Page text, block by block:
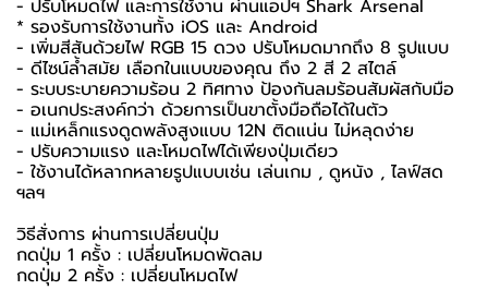
- ปรับโหมดไฟ และการใช้งาน ผ่านแอปฯ Shark Arsenal
* รองรับการใช้งานทั้ง iOS และ Android
- เพิ่มสีสันด้วยไฟ RGB 15 ดวง ปรับโหมดมากถึง 8 รูปแบบ
- ดีไซน์ล้ำสมัย เลือกในแบบของคุณ ถึง 2 สี 2 สไตล์
- ระบบระบายความร้อน 2 ทิศทาง ป้องกันลมร้อนสัมผัสกับมือ
- อเนกประสงค์กว่า ด้วยการเป็นขาตั้งมือถือได้ในตัว
- แม่เหล็กแรงดูดพลังสูงแบบ 12N ติดแน่น ไม่หลุดง่าย
- ปรับความแรง และโหมดไฟได้เพียงปุ่มเดียว
- ใช้งานได้หลากหลายรูปแบบเช่น เล่นเกม , ดูหนัง , ไลฟ์สด
ฯลฯ
วิธีสั่งการ ผ่านการเปลี่ยนปุ่ม
กดปุ่ม 1 ครั้ง : เปลี่ยนโหมดพัดลม
กดปุ่ม 2 ครั้ง : เปลี่ยนโหมดไฟ